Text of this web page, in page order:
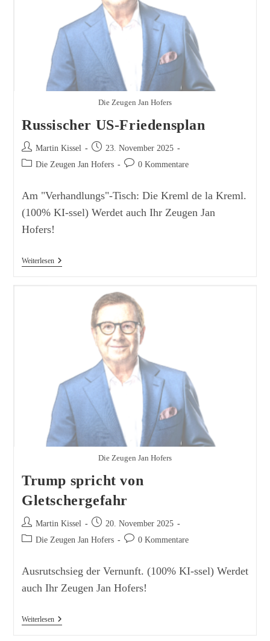
Die Zeugen Jan Hofers
Russischer US-Friedensplan
Beitrags-
Autor:
Martin Kissel
Beitrag
veröffentlicht:
23. November 2025
Beitrags-
Die Zeugen Jan Hofers
Beitrags-0 Kommentare
Am "Verhandlungs"-Tisch: Die Kreml de la Kreml.
(100% KI-ssel) Werdet auch Ihr Zeugen Jan
Hofers!
WeiterlesenRussischer
Die Zeugen Jan Hofers
Trump spricht von
Gletschergefahr
Beitrags-
Autor:
Martin Kissel
Beitrag
veröffentlicht:
20. November 2025
Beitrags-
Die Zeugen Jan Hofers
Beitrags-0 Kommentare
Ausrutschsieg der Vernunft. (100% KI-ssel) Werdet
auch Ihr Zeugen Jan Hofers!
WeiterlesenTrump